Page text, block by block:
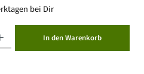
bei Dir
In den Warenkorb